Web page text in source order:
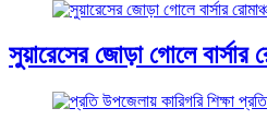
সুয়ারেসের জোড়া গোলে বার্সার